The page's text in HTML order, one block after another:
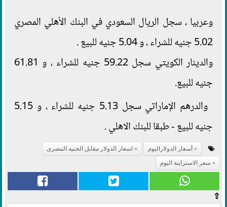
وعربيا ، سجل الريال السعودي في البنك الأهلي المصري
5.02 جنيه للشراء ، و 5.04 جنيه للبيع .
والدينار الكويتي سجل 59.22 جنيه للشراء ، و 61.81
جنيه للبيع.
والدرهم الإماراتي سجل 5.13 جنيه للشراء ، و 5.15
جنيه للبيع - طبقا للبنك الاهلي .
أسعار الدولاراليوم
اسعار الدولار مقابل الجنيه المصرى
سعر الاستراينة اليوم
⇧